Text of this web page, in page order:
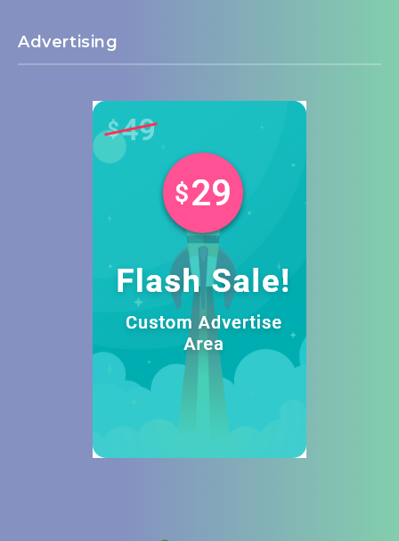
Advertising